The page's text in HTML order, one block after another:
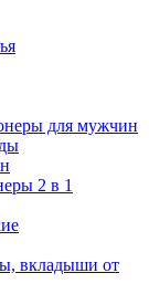
для мужчин
2 в 1
вкладыши от